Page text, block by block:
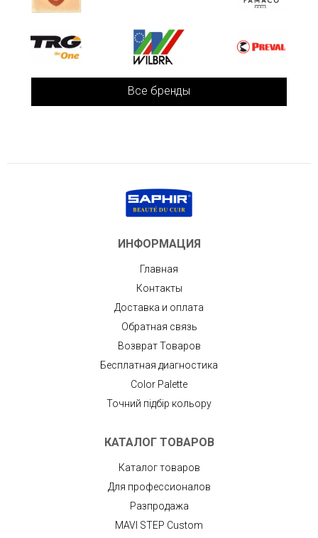
Все бренды
ИНФОРМАЦИЯ
Главная
Контакты
Доставка и оплата
Обратная связь
Возврат Товаров
Бесплатная диагностика
Color Palette
Точний підбір кольору
КАТАЛОГ ТОВАРОВ
Каталог товаров
Для профессионалов
Разпродажа
MAVI STEP Custom